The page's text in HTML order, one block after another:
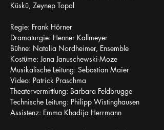
Küskü, Zeynep Topal
Regie: Frank Hörner
Dramaturgie: Henner Kallmeyer
Bühne: Natalia Nordheimer, Ensemble
Kostüme: Jana Januschewski-Moze
Musikalische Leitung: Sebastian Maier
Video: Patrick Praschma
Theatervermittlung: Barbara Feldbrugge
Technische Leitung: Philipp Wistinghausen
Assistenz: Emma Khadija Herrmann